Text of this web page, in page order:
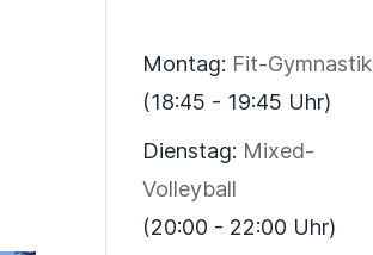
Montag: Fit-Gymnastik
(18:45 - 19:45 Uhr)
Dienstag: Mixed-
Volleyball
(20:00 - 22:00 Uhr)